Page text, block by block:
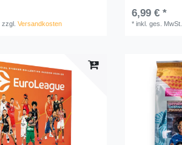
zzgl.Versandkosten
6,99 € *
*inkl. ges. MwSt.